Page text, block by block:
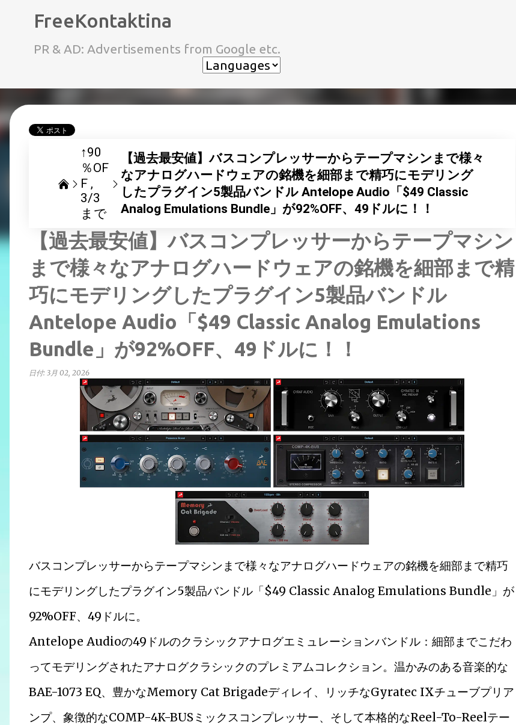
FreeKontaktina
PR & AD: Advertisements from Google etc.
↑90
％OF
F
3/3
まで
【過去最安値】バスコンプレッサーからテープマシンまで様々
なアナログハードウェアの銘機を細部まで精巧にモデリング
したプラグイン5製品バンドル Antelope Audio「$49 Classic
Analog Emulations Bundle」が92%OFF、49ドルに！！
【過去最安値】バスコンプレッサーからテープマシン
まで様々なアナログハードウェアの銘機を細部まで精
巧にモデリングしたプラグイン5製品バンドル
Antelope Audio「$49 Classic Analog Emulations
Bundle」が92%OFF、49ドルに！！
日付: 3月 02, 2026
バスコンプレッサーからテープマシンまで様々なアナログハードウェアの銘機を細部まで精巧
にモデリングしたプラグイン5製品バンドル「$49 Classic Analog Emulations Bundle」が
92%OFF、49ドルに。
Antelope Audioの49ドルのクラシックアナログエミュレーションバンドル：細部までこだわ
ってモデリングされたアナログクラシックのプレミアムコレクション。温かみのある音楽的な
BAE-1073 EQ、豊かなMemory Cat Brigadeディレイ、リッチなGyratec IXチューブプリア
ンプ、象徴的なCOMP-4K-BUSミックスコンプレッサー、そして本格的なReel-To-Reelテー